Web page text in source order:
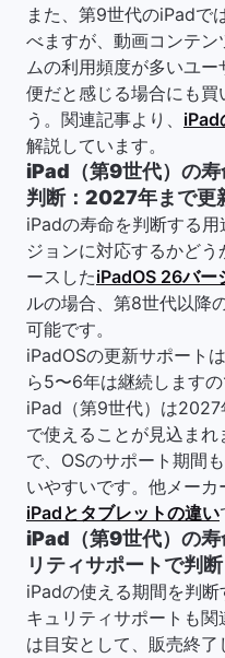
また、第9世代のiPadで
べますが、動画コンテ
ムの利用頻度が多いユ
便だと感じる場合にも買
う。関連記事より、 iPad
解説しています。
iPad（第9世代）の
判断：2027年まで更
iPadの寿命を判断する
ジョンに対応するかど
ースしたiPadOS 26バー
ルの場合、第8世代以降
可能です。
iPadOSの更新サポート
ら5〜6年は継続します
iPad（第9世代）は2027
で使えることが見込ま
で、OSのサポート期間
いやすいです。他メーカ
iPadとタブレットの違い
iPad（第9世代）の寿
リティサポートで判断
iPadの使える期間を判
キュリティサポートも
は目安として、販売終